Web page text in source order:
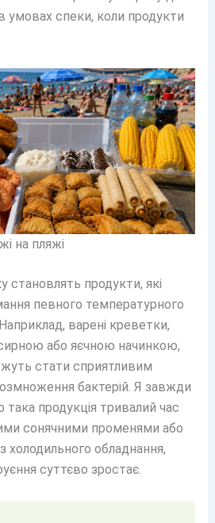
умовах спеки, коли продукти
на пляжі
становлять продукти, які
певного температурного
варені креветки,
або яєчною начинкою,
стати сприятливим
бактерій. Я завжди
продукція тривалий час
сонячними променями або
холодильного обладнання,
суттєво зростає.